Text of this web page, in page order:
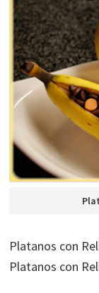
Platanos con
Platanos con